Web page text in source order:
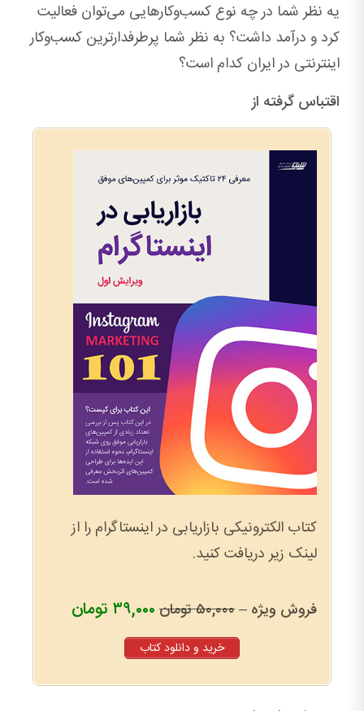
یه نظر شما در چه نوع کسب‌وکارهایی می‌توان فعالیت
کرد و درآمد داشت؟ به نظر شما پرطرفدارترین کسب‌وکار
اینترنتی در ایران کدام است؟
اقتباس گرفته از
کتاب الکترونیکی بازاریابی در اینستاگرام را از
لینک زیر دریافت کنید.
فروش ویژه –۵۰,۰۰۰ تومان ۳۹,۰۰۰ تومان
خرید و دانلود کتاب